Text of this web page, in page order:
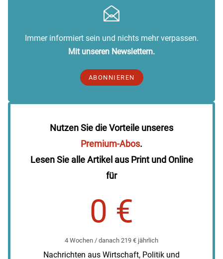
Immer informiert sein und nichts mehr verpassen.
Mit unseren Newslettern.
ABONNIEREN
Nutzen Sie die Vorteile unseres
Premium-Abos.
Lesen Sie alle Artikel aus Print und Online
für
0 €
4 Wochen / danach 219 € jährlich
Nachrichten aus Wirtschaft, Politik und